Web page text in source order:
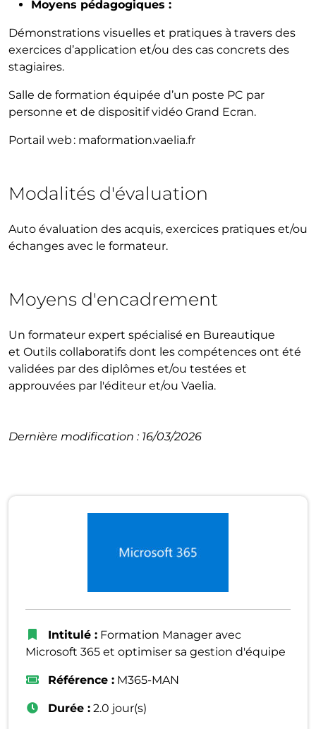
Moyens pédagogiques :
Démonstrations visuelles et pratiques à travers des
exercices d’application et/ou des cas concrets des
stagiaires.
Salle de formation équipée d’un poste PC par
personne et de dispositif vidéo Grand Ecran.
Portail web : maformation.vaelia.fr
Modalités d'évaluation
Auto évaluation des acquis, exercices pratiques et/ou
échanges avec le formateur.
Moyens d'encadrement
Un formateur expert spécialisé en Bureautique
et Outils collaboratifs dont les compétences ont été
validées par des diplômes et/ou testées et
approuvées par l'éditeur et/ou Vaelia.
Dernière modification : 16/03/2026
Intitulé : Formation Manager avec
Microsoft 365 et optimiser sa gestion d'équipe
Référence : M365-MAN
Durée : 2.0 jour(s)